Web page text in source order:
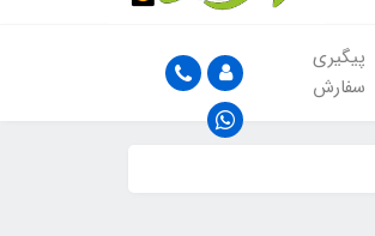
پیگیری
سفارش